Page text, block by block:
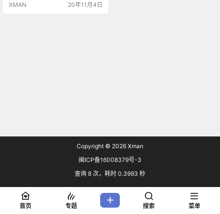
防英豪》让你能够体验到身为美国
XMAN 20年11月4日
Copyright © 2026 Xman
闽ICP备16008379号-3
查询 8 次，耗时 0.3993 秒
首页 专题 搜索 菜单